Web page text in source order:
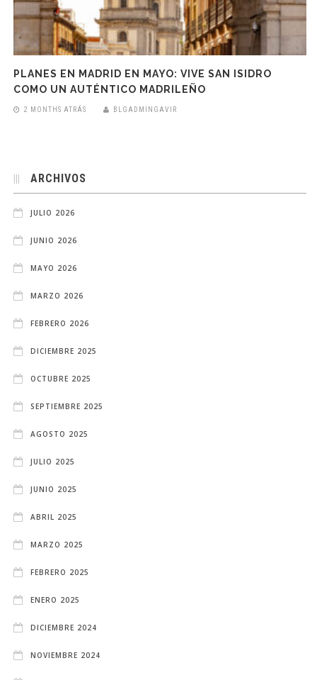
PLANES EN MADRID EN MAYO: VIVE SAN ISIDRO
COMO UN AUTÉNTICO MADRILEÑO
2 MONTHS ATRÁS BLGADMINGAVIR
ARCHIVOS
JULIO 2026
JUNIO 2026
MAYO 2026
MARZO 2026
FEBRERO 2026
DICIEMBRE 2025
OCTUBRE 2025
SEPTIEMBRE 2025
AGOSTO 2025
JULIO 2025
JUNIO 2025
ABRIL 2025
MARZO 2025
FEBRERO 2025
ENERO 2025
DICIEMBRE 2024
NOVIEMBRE 2024